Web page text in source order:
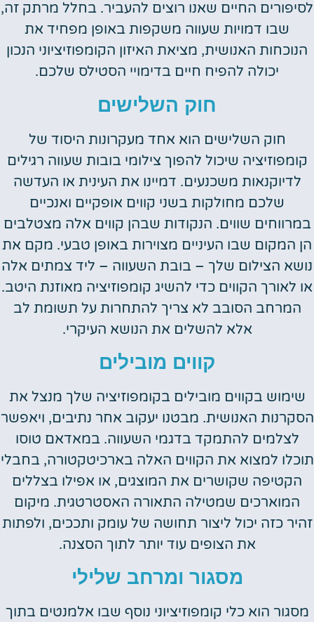
לסיפורים החיים שאנו רוצים להעביר. בחלל מרתק זה,
שבו דמויות שעווה משקפות באופן מפחיד את
הנוכחות האנושית, מציאת האיזון הקומפוזיציוני הנכון
יכולה להפיח חיים בדימויי הסטילס שלכם.
חוק השלישים
חוק השלישים הוא אחד מעקרונות היסוד של
קומפוזיציה שיכול להפוך צילומי בובות שעווה רגילים
לדיוקנאות משכנעים. דמיינו את העינית או העדשה
שלכם מחולקות בשני קווים אופקיים ואנכיים
במרווחים שווים. הנקודות שבהן קווים אלה מצטלבים
הן המקום שבו העיניים מצוירות באופן טבעי. מקם את
נושא הצילום שלך – בובת השעווה – ליד צמתים אלה
או לאורך הקווים כדי להשיג קומפוזיציה מאוזנת היטב.
המרחב הסובב לא צריך להתחרות על תשומת לב
אלא להשלים את הנושא העיקרי.
קווים מובילים
שימוש בקווים מובילים בקומפוזיציה שלך מנצל את
הסקרנות האנושית. מבטנו יעקוב אחר נתיבים, ויאפשר
לצלמים להתמקד בדגמי השעווה. במאדאם טוסו
תוכלו למצוא את הקווים האלה בארכיטקטורה, בחבלי
הקטיפה שקושרים את המוצגים, או אפילו בצללים
המוארכים שמטילה התאורה האסטרטגית. מיקום
זהיר כזה יכול ליצור תחושה של עומק ותככים, ולפתות
את הצופים עוד יותר לתוך הסצנה.
מסגור ומרחב שלילי
מסגור הוא כלי קומפוזיציוני נוסף שבו אלמנטים בתוך